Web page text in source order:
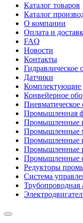
Каталог товаров
Каталог
О компании
Оплата и
FAQ
Новости
Контакты
Гидравлическое
Датчики
Комплектующие
Конвейерное
Пневматическое
Промышленная
Промышленные
Промышленные
Промышленные
Промышленные
Промышленные
Редукторы
Система
Трубопроводная